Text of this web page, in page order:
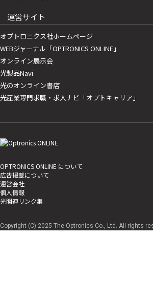
運営サイト
オプトロニクス社ホームページ
WEBジャーナル「OPTRONICS ONLINE」
オンライン展示会
光製品Navi
光のオンライン書店
光産業専門求職・求人ナビ「オプトキャリア」
OPTRONICS ONLINE について
広告掲載について
運営会社
個人情報
光関連リンク集
Copyright (C) 2025 The Optronics Co., Ltd. All rights